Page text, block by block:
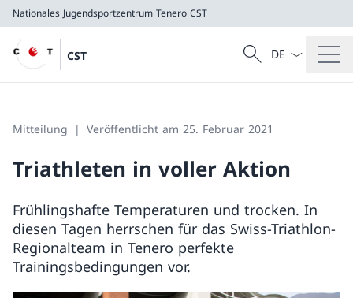
Nationales Jugendsportzentrum Tenero CST
CST
CST
Suche
Suche
Sprach
Mitteilung Veröffentlicht am 25. Februar 2021
Triathleten in voller Aktion
Frühlingshafte Temperaturen und trocken. In
diesen Tagen herrschen für das Swiss-Triathlon-
Regionalteam in Tenero perfekte
Trainingsbedingungen vor.